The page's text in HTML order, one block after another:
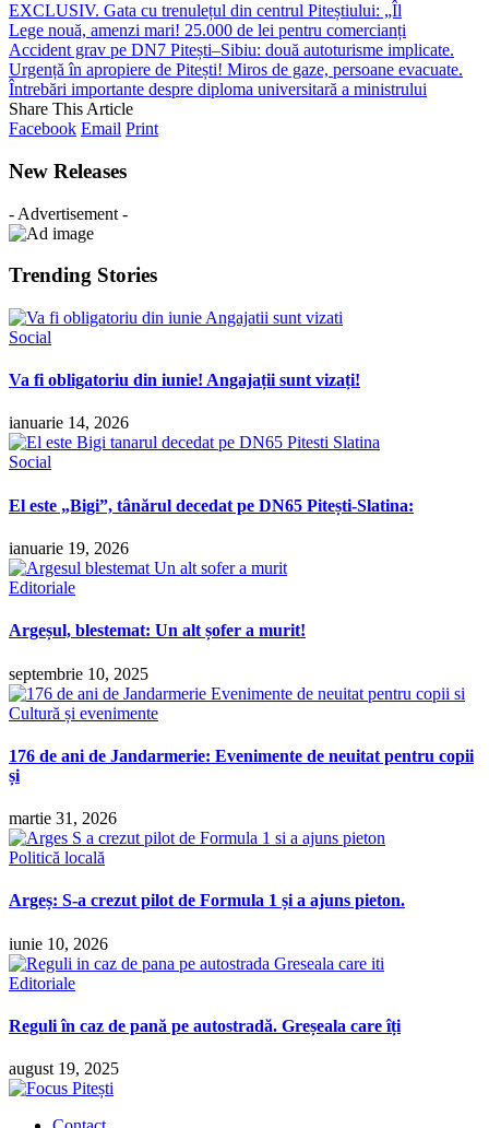
EXCLUSIV. Gata cu trenulețul din centrul Piteștiului: „Îl
Lege nouă, amenzi mari! 25.000 de lei pentru comercianți
Accident grav pe DN7 Pitești–Sibiu: două autoturisme implicate.
Urgență în apropiere de Pitești! Miros de gaze, persoane evacuate.
Întrebări importante despre diploma universitară a ministrului
Share This Article
Facebook Email Print
New Releases
- Advertisement -
Trending Stories
Social
Va fi obligatoriu din iunie! Angajații sunt vizați!
ianuarie 14, 2026
Social
El este „Bigi”, tânărul decedat pe DN65 Pitești-Slatina:
ianuarie 19, 2026
Editoriale
Argeșul, blestemat: Un alt șofer a murit!
septembrie 10, 2025
Cultură și evenimente
176 de ani de Jandarmerie: Evenimente de neuitat pentru copii
și
martie 31, 2026
Politică locală
Argeș: S-a crezut pilot de Formula 1 și a ajuns pieton.
iunie 10, 2026
Editoriale
Reguli în caz de pană pe autostradă. Greșeala care îți
august 19, 2025